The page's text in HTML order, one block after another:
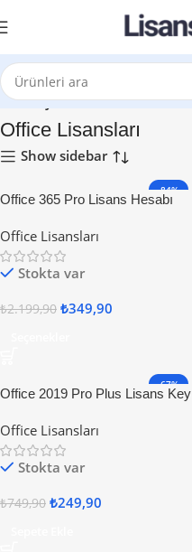
Ana Sayfa
Office Lisansları
Show sidebar
-84%
Office 365 Pro Lisans Hesabı
Office Lisansları
Stokta var
₺2.199,90 ₺349,90
-67%
Office 2019 Pro Plus Lisans Key
Office Lisansları
Stokta var
₺749,90 ₺249,90